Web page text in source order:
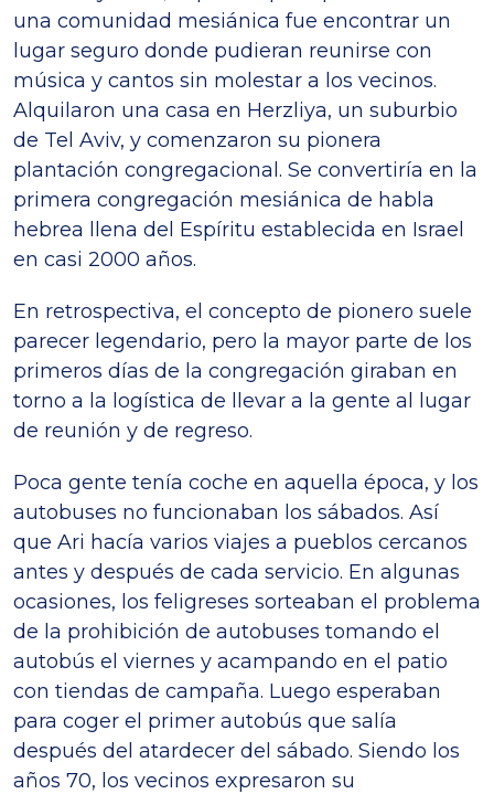
una comunidad mesiánica fue encontrar un
lugar seguro donde pudieran reunirse con
música y cantos sin molestar a los vecinos.
Alquilaron una casa en Herzliya, un suburbio
de Tel Aviv, y comenzaron su pionera
plantación congregacional. Se convertiría en la
primera congregación mesiánica de habla
hebrea llena del Espíritu establecida en Israel
en casi 2000 años.
En retrospectiva, el concepto de pionero suele
parecer legendario, pero la mayor parte de los
primeros días de la congregación giraban en
torno a la logística de llevar a la gente al lugar
de reunión y de regreso.
Poca gente tenía coche en aquella época, y los
autobuses no funcionaban los sábados. Así
que Ari hacía varios viajes a pueblos cercanos
antes y después de cada servicio. En algunas
ocasiones, los feligreses sorteaban el problema
de la prohibición de autobuses tomando el
autobús el viernes y acampando en el patio
con tiendas de campaña. Luego esperaban
para coger el primer autobús que salía
después del atardecer del sábado. Siendo los
años 70, los vecinos expresaron su